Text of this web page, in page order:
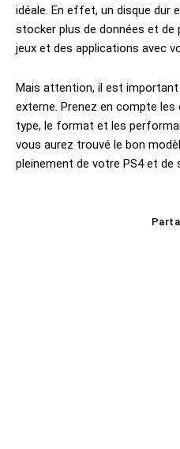
idéale. En effet, un disque dur
stocker plus de données et
jeux et des applications avec
Mais attention, il est
externe. Prenez en compte
type, le format et les
vous aurez trouvé le bon
pleinement de votre PS4 et de